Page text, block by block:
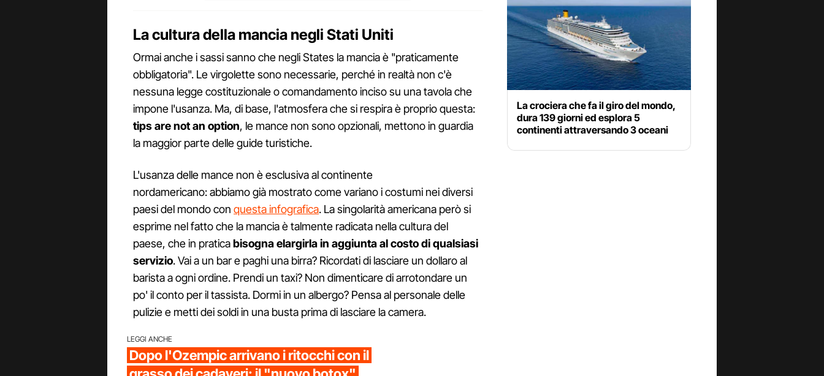
La cultura della mancia negli Stati Uniti
Ormai anche i sassi sanno che negli States la mancia è "praticamente
obbligatoria". Le virgolette sono necessarie, perché in realtà non c'è
nessuna legge costituzionale o comandamento inciso su una tavola che
impone l'usanza. Ma, di base, l'atmosfera che si respira è proprio questa:
tips are not an option, le mance non sono opzionali, mettono in guardia
la maggior parte delle guide turistiche.
L'usanza delle mance non è esclusiva al continente
nordamericano: abbiamo già mostrato come variano i costumi nei diversi
paesi del mondo con questa infografica. La singolarità americana però si
esprime nel fatto che la mancia è talmente radicata nella cultura del
paese, che in praticabisogna elargirla in aggiunta al costo di qualsiasi
servizio. Vai a un bar e paghi una birra? Ricordati di lasciare un dollaro al
barista a ogni ordine. Prendi un taxi? Non dimenticare di arrotondare un
po' il conto per il tassista. Dormi in un albergo? Pensa al personale delle
pulizie e metti dei soldi in una busta prima di lasciare la camera.
LEGGI ANCHE
Dopo l'Ozempic arrivano i ritocchi con il
La crociera che fa il giro del mondo,
dura 139 giorni ed esplora 5
continenti attraversando 3 oceani